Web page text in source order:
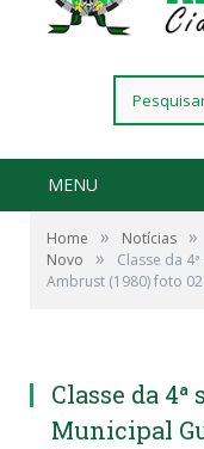
por:
MENU
Home » Notícias »
Novo
»
Classe da
Ambrust (1980) foto 02
Classe da 4ª
Municipal